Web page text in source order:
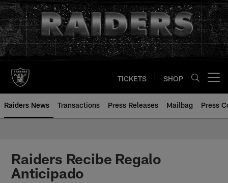
Skip
to
main
content
TICKETS SHOP
Raiders News Transactions Press Releases Mailbag Press
Raiders Recibe Regalo
Anticipado